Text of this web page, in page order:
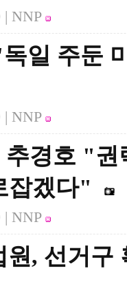
| NNP
일 주둔
| NNP
추경호 "
잡겠다"
| NNP
원, 선거구